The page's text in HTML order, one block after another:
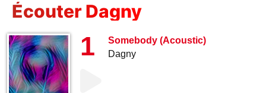
Écouter Dagny
1
Somebody (Acoustic)
Dagny